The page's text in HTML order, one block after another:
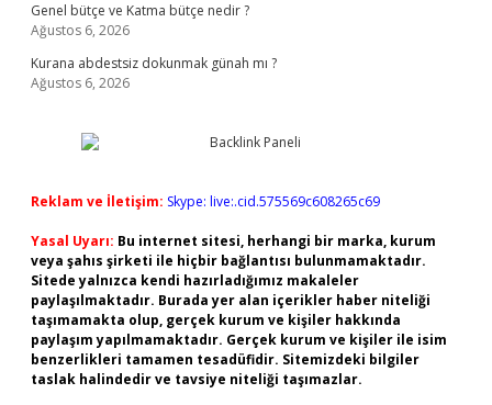
Genel bütçe ve Katma bütçe nedir ?
Ağustos 6, 2026
Kurana abdestsiz dokunmak günah mı ?
Ağustos 6, 2026
Reklam ve İletişim: Skype: live:.cid.575569c608265c69
Yasal Uyarı: Bu internet sitesi, herhangi bir marka, kurum
veya şahıs şirketi ile hiçbir bağlantısı bulunmamaktadır.
Sitede yalnızca kendi hazırladığımız makaleler
paylaşılmaktadır. Burada yer alan içerikler haber niteliği
taşımamakta olup, gerçek kurum ve kişiler hakkında
paylaşım yapılmamaktadır. Gerçek kurum ve kişiler ile isim
benzerlikleri tamamen tesadüfidir. Sitemizdeki bilgiler
taslak halindedir ve tavsiye niteliği taşımazlar.